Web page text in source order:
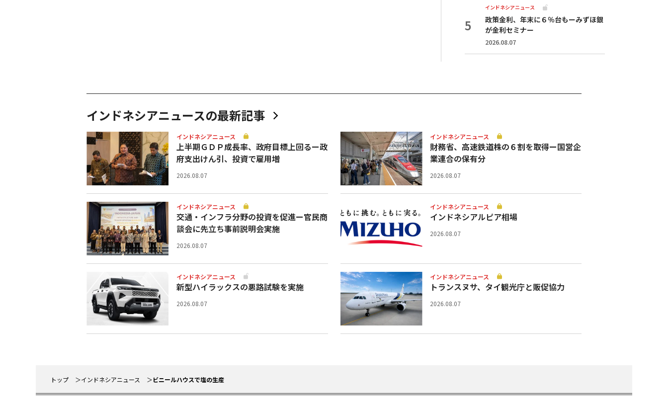
インドネシアニュース
政策金利、年末に６％台もーみずほ銀
が金利セミナー
2026.08.07
インドネシアニュースの最新記事
インドネシアニュース
上半期ＧＤＰ成長率、政府目標上回るー政
府支出けん引、投資で雇用増
2026.08.07
インドネシアニュース
財務省、高速鉄道株の６割を取得ー国営企
業連合の保有分
2026.08.07
インドネシアニュース
交通・インフラ分野の投資を促進ー官民商
談会に先立ち事前説明会実施
2026.08.07
インドネシアニュース
インドネシアルピア相場
2026.08.07
インドネシアニュース
新型ハイラックスの悪路試験を実施
2026.08.07
インドネシアニュース
トランスヌサ、タイ観光庁と販促協力
2026.08.07
トップ インドネシアニュース ビニールハウスで塩の生産